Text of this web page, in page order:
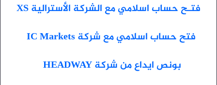
فتـح حساب اسلامي مع الشركة الأسترالية XS
فتح حساب اسلامي مع شركة IC Markets
بونص ايداع من شركة HEADWAY